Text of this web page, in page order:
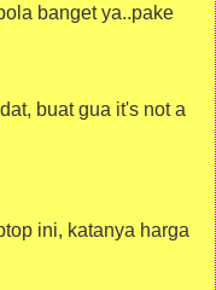
banget ya..pake
buat gua it's not a
ini, katanya harga